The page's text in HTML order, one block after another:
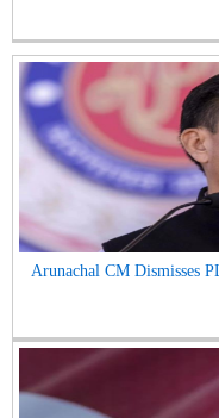
Arunachal CM Dismisses